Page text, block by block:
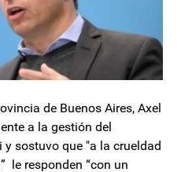
de Buenos Aires, Axel
a la gestión del
sostuvo que "a la crueldad
le responden “con un